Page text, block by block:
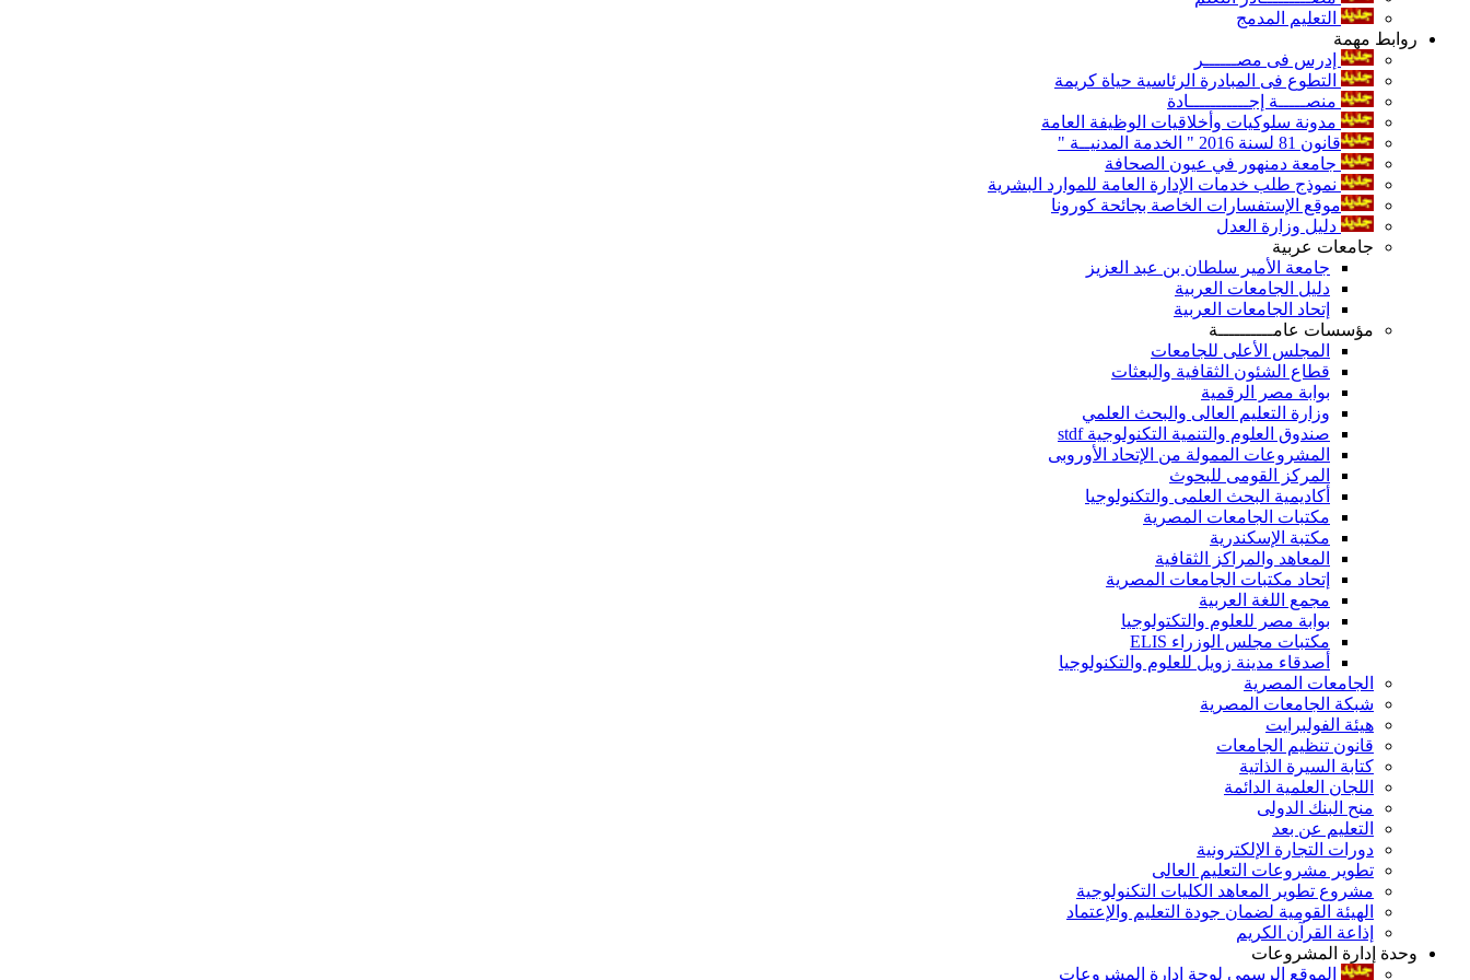
التعليم المدمج
روابط مهمة
إدرس فى مصــــــر
التطوع فى المبادرة الرئاسية حياة كريمة
منصـــــة إجـــــــــــادة
مدونة سلوكيات وأخلاقيات الوظيفة العامة
قانون 81 لسنة 2016 " الخدمة المدنيــة "
جامعة دمنهور في عيون الصحافة
نموذج طلب خدمات الإدارة العامة للموارد البشرية
موقع الإستفسارات الخاصة بجائحة كورونا
دليل وزارة العدل
جامعات عربية
جامعة الأمير سلطان بن عبد العزيز
دليل الجامعات العربية
إتحاد الجامعات العربية
مؤسسات عامــــــــــة
المجلس الأعلى للجامعات
قطاع الشئون الثقافية والبعثات
بوابة مصر الرقمية
وزارة التعليم العالى والبحث العلمي
صندوق العلوم والتنمية التكنولوجية stdf
المشروعات الممولة من الإتحاد الأوروبى
المركز القومى للبحوث
أكاديمية البحث العلمى والتكنولوجيا
مكتبات الجامعات المصرية
مكتبة الإسكندرية
المعاهد والمراكز الثقافية
إتحاد مكتبات الجامعات المصرية
مجمع اللغة العربية
بوابة مصر للعلوم والتكتولوجيا
مكتبات مجلس الوزراء ELIS
أصدقاء مدينة زويل للعلوم والتكنولوجيا
الجامعات المصرية
شبكة الجامعات المصرية
هيئة الفولبرايت
قانون تنظيم الجامعات
كتابة السيرة الذاتية
اللجان العلمية الدائمة
منح البنك الدولى
التعليم عن بعد
دورات التجارة الإلكترونية
تطوير مشروعات التعليم العالى
مشروع تطوير المعاهد الكليات التكنولوجية
الهيئة القومية لضمان جودة التعليم والإعتماد
إذاعة القرآن الكريم
وحدة إدارة المشروعات
الموقع الرسمى لوحة إدارة المشروعات